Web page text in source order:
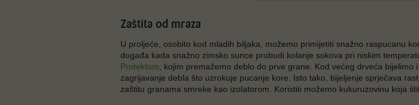
Zaštita od mraza
U proljeće, osobito kod mladih biljaka, možemo primijetiti snažno raspucanu
događa kada snažno zimsko sunce probudi kolanje sokova pri niskim
Protektom , kojim premažemo deblo do prve grane. Kod većeg drveća
zagrijavanje debla što uzrokuje pucanje kore. Isto tako, bijeljenje sprječava
zaštitu granama smreke kao izolatorom. Koristiti možemo kukuruzovinu koja